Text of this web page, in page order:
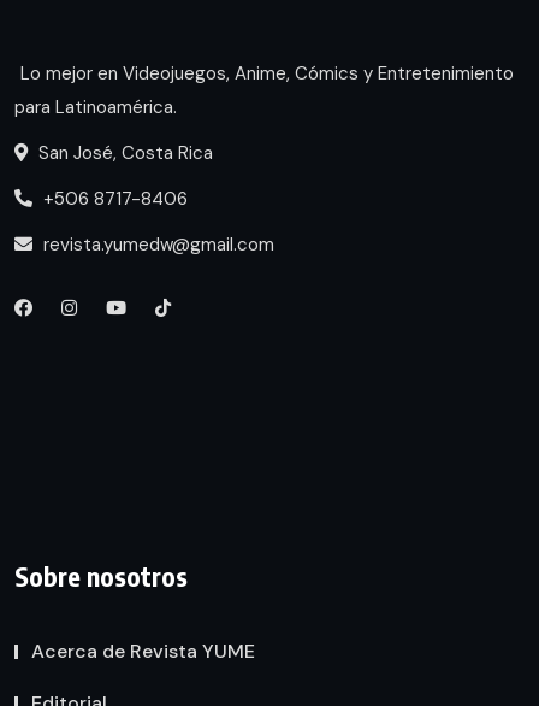
Lo mejor en Videojuegos, Anime, Cómics y Entretenimiento
para Latinoamérica.
San José, Costa Rica
+506 8717-8406
revista.yumedw@gmail.com
Sobre nosotros
Acerca de Revista YUME